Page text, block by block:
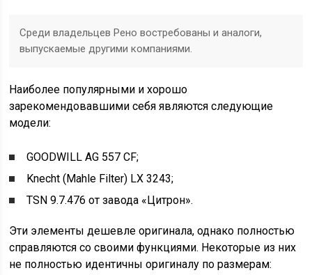
Среди владельцев Рено востребованы и аналоги,
выпускаемые другими компаниями.
Наиболее популярными и хорошо
зарекомендовавшими себя являются следующие
модели:
GOODWILL AG 557 CF;
Knecht (Mahle Filter) LX 3243;
TSN 9.7.476 от завода «Цитрон».
Эти элементы дешевле оригинала, однако полностью
справляются со своими функциями. Некоторые из них
не полностью идентичны оригиналу по размерам: